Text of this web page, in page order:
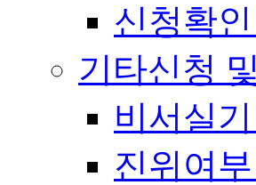
신청확
기타신청
비서실
진위여